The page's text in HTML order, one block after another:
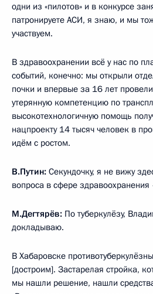
одни из «пилотов» и в конкурсе
патронируете АСИ, я знаю, и мы
участвуем.
В здравоохранении всё у нас по
событий, конечно: мы открыли
почки и впервые за 16 лет
утерянную компетенцию по
высокотехнологичную помощь
нацпроекту 14 тысяч человек в
идём с ростом.
В.Путин: Секундочку, я не вижу
вопроса в сфере здравоохранения
М.Дегтярёв: По туберкулёзу,
докладываю.
В Хабаровске
[достроим]. Застарелая стройка,
мы нашли решение, нашли